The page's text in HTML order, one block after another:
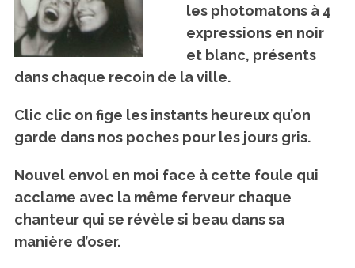
les photomatons à 4
expressions en noir
et blanc, présents
dans chaque recoin de la ville.
Clic clic on fige les instants heureux qu’on
garde dans nos poches pour les jours gris.
Nouvel envol en moi face à cette foule qui
acclame avec la même ferveur chaque
chanteur qui se révèle si beau dans sa
manière d’oser.
f
o